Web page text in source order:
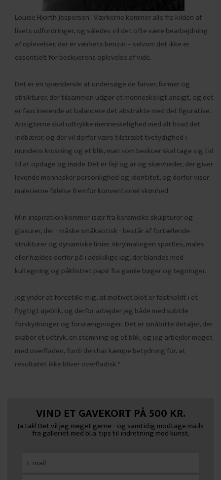
Louise Hjorth Jespersen: "Værkerne kommer alle fra kilden af
livets udfordringer, og således vil det ofte være bearbejdning
af oplevelser, der er værkets benzin – selvom det ikke er
essentielt for beskuerens oplevelse af vide.
Det er en spændende at undersøge de farver, former og
strukturer, der tilsammen udgør et menneskeligt ansigt, og det
er fascinerende at balancere det abstrakte med det figurative.
Ansigterne skal udtrykke menneskelighed med alt hvad det
indbærer, og der vil derfor være tilstræbt tvetydighed i
mundens krusning og et blik, man som beskuer skal tage sig tid
til at opdage og møde. Det er fejl og ar og skævheder, der giver
levende mennesker personlighed og identitet, og derfor viser
malerierne følelse fremfor konventionel skønhed.
Min inspiration kommer især fra keramiske skulpturer og
glasurer, der - måske småkaotisk - består af fortællende
strukturer og dynamiske linier. Akrylmalingen spartles, males
eller hældes derfor på i adskillige lag, der blandes med
kultegning og påklistret papir fra gamle bøger og tegninger.
Jeg ynder at forestille mig, at motivet blot er fastholdt i et
flygtigt øjeblik, og derfor arbejder jeg både med subtile
forskydninger og forvrængninger. Det er småbitte detaljer, der
skaber et udtryk, en stemning og et blik, og jeg arbejder meget
med overfladen, fordi den har kæmpe betydning for, at
resultatet ikke bliver overfladisk."
VIND ET GAVEKORT PÅ 500 KR.
Ja tak! Det vil jeg meget gerne - og samtidig modtage mails
fra galleriet med bl.a. tips til indretning med kunst.